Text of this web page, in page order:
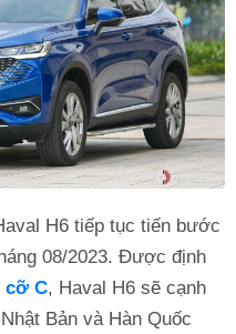
H6 tiếp tục tiến bước
08/2023. Được định
cỡ C, Haval H6 sẽ cạnh
Bản và Hàn Quốc